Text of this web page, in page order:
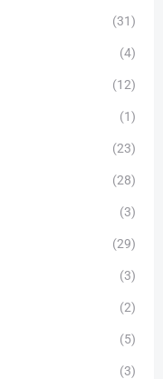
(31)
(4)
(12)
(1)
(23)
(28)
(3)
(29)
(3)
(2)
(5)
(3)